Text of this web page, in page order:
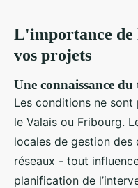
L'importance de
vos projets
Une connaissance
Les conditions ne sont
le Valais ou Fribourg.
locales de gestion des
réseaux - tout
planification de